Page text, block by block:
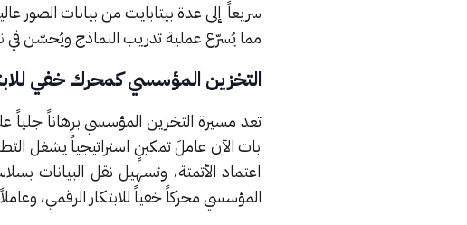
سريعاً إلى عدة بيتابايت من بيانات الصور
مما يُسرّع عملية تدريب النماذج ويُحسّن في
التخزين المؤسسي كمحرك خفي
تعد مسيرة التخزين المؤسسي برهاناً جلياً
بات الآن عاملَ تمكينٍ استراتيجياً يشغل
اعتماد الأتمتة، وتسهيل نقل البيانات
المؤسسي محركاً خفياً للابتكار الرقمي،